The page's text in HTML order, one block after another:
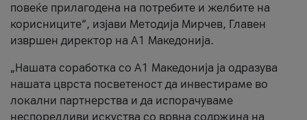
повеќе прилагодена на потребите и желбите на
корисниците“, изјави Методија Мирчев, Главен
извршен директор на А1 Македонија.
„Нашата соработка со А1 Македонија ја одразува
нашата цврста посветеност да инвестираме во
локални партнерства и да испорачуваме
неспоредливи искуства со врвна содржина на